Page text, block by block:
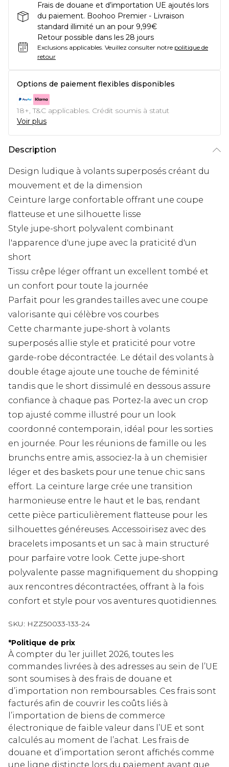
Frais de douane et d’importation UE ajoutés lors
du paiement. Boohoo Premier - Livraison
standard illimité un an pour 9,99€
Retour possible dans les 28 jours
Exclusions applicables. Veuillez consulter notre politique de
retour
Options de paiement flexibles disponibles
18+, T&C applicables. Crédit soumis à statut
Voir plus
Description
Design ludique à volants superposés créant du
mouvement et de la dimension
Ceinture large confortable offrant une coupe
flatteuse et une silhouette lisse
Style jupe-short polyvalent combinant
l'apparence d'une jupe avec la praticité d'un
short
Tissu crêpe léger offrant un excellent tombé et
un confort pour toute la journée
Parfait pour les grandes tailles avec une coupe
valorisante qui célèbre vos courbes
Cette charmante jupe-short à volants
superposés allie style et praticité pour votre
garde-robe décontractée. Le détail des volants à
double étage ajoute une touche de féminité
tandis que le short dissimulé en dessous assure
confiance à chaque pas. Portez-la avec un crop
top ajusté comme illustré pour un look
coordonné contemporain, idéal pour les sorties
en journée. Pour les réunions de famille ou les
brunchs entre amis, associez-la à un chemisier
léger et des baskets pour une tenue chic sans
effort. La ceinture large crée une transition
harmonieuse entre le haut et le bas, rendant
cette pièce particulièrement flatteuse pour les
silhouettes généreuses. Accessoirisez avec des
bracelets imposants et un sac à main structuré
pour parfaire votre look. Cette jupe-short
polyvalente passe magnifiquement du shopping
aux rencontres décontractées, offrant à la fois
confort et style pour vos aventures quotidiennes.
SKU: HZZ50033-133-24
*Politique de prix
À compter du 1er juillet 2026, toutes les
commandes livrées à des adresses au sein de l’UE
sont soumises à des frais de douane et
d’importation non remboursables. Ces frais sont
facturés afin de couvrir les coûts liés à
l’importation de biens de commerce
électronique de faible valeur dans l’UE et sont
calculés au moment de l’achat. Les frais de
douane et d’importation seront affichés comme
une ligne distincte lors du paiement avant que